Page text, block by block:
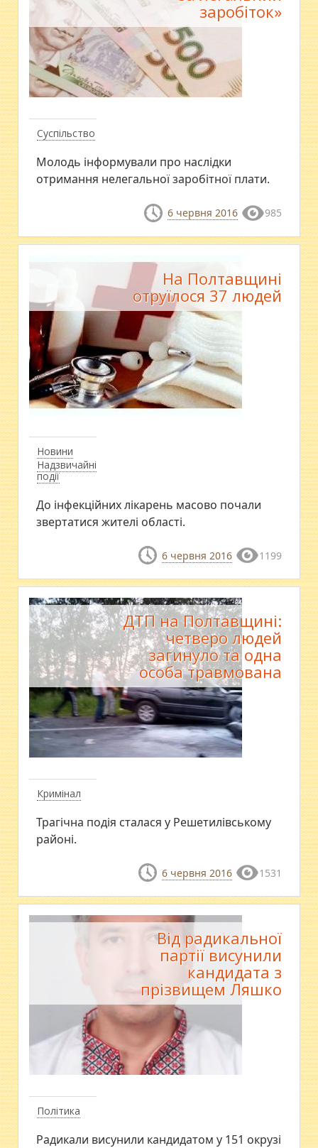
Суспільство
заробіток»
Молодь інформували про наслідки
отримання нелегальної заробітної плати.
6 червня 2016 985
Новини
Надзвичайні
події
На Полтавщині
отруїлося 37 людей
До інфекційних лікарень масово почали
звертатися жителі області.
6 червня 2016 1199
Кримінал
ДТП на Полтавщині:
четверо людей
загинуло та одна
особа травмована
Трагічна подія сталася у Решетилівському
районі.
6 червня 2016 1531
Політика
Від радикальної
партії висунили
кандидата з
прізвищем Ляшко
Радикали висунили кандидатом у 151 окрузі